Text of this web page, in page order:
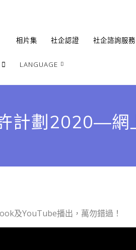
相片集 社企認證 社企諮詢服務
LANGUAGE
繁體
English
計劃2020—網
及YouTube播出，萬勿錯過！